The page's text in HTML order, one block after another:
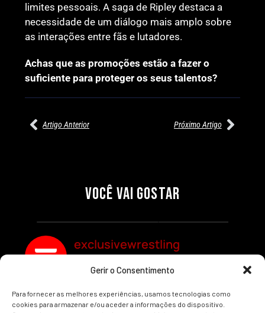
Gerir o Consentimento
Para fornecer as melhores experiências, usamos tecnologias como
cookies para armazenar e/ou aceder a informações do dispositivo.
limites pessoais. A saga de Ripley destaca a
necessidade de um diálogo mais amplo sobre
as interações entre fãs e lutadores.
Achas que as promoções estão a fazer o
suficiente para proteger os seus talentos?
Artigo Anterior Próximo Artigo
VOCÊ VAI GOSTAR
SEGMENTOS A NÃO PERDER
Por exclusivewrestling
MUNDIAL FEMININO NA AEW
REDEMPTION
Por exclusivewrestling
exclusivewrestling
Ver mais Artigos